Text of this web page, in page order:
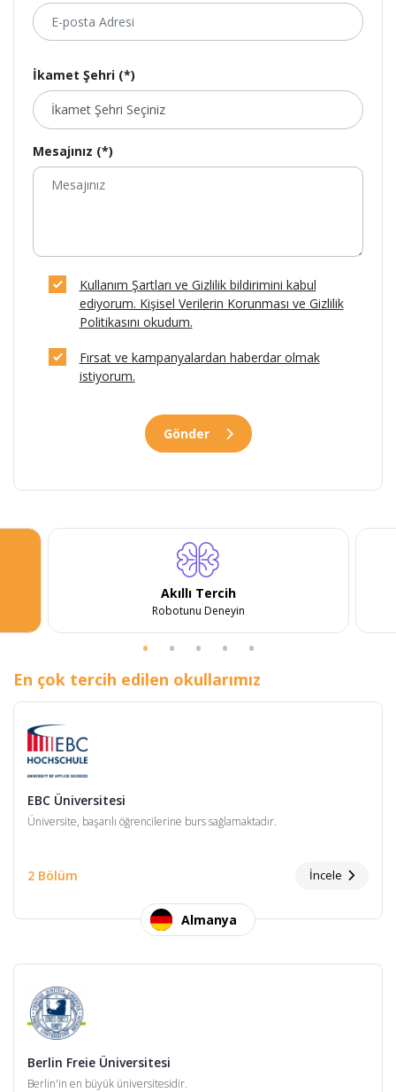
İkamet Şehri (*)
Mesajınız (*)
Kullanım Şartları ve Gizlilik bildirimini kabul
ediyorum. Kişisel Verilerin Korunması ve Gizlilik
Politikasını okudum.
Fırsat ve kampanyalardan haberdar olmak
istiyorum.
Gönder
Akıllı Tercih
Robotunu Deneyin
En çok tercih edilen okullarımız
EBC Üniversitesi
Üniversite, başarılı öğrencilerine burs sağlamaktadır.
2 Bölüm İncele
Almanya
Berlin Freie Üniversitesi
Berlin'in en büyük üniversitesidir.